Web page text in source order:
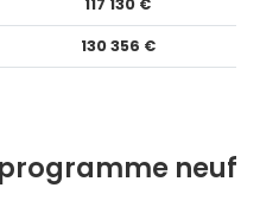
117 130 €
130 356 €
neuf